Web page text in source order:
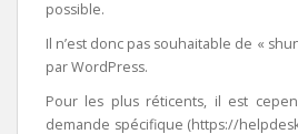
possible.
Il n’est donc pas souhaitable de «
par WordPress.
Pour les plus réticents, il est
demande spécifique (https://